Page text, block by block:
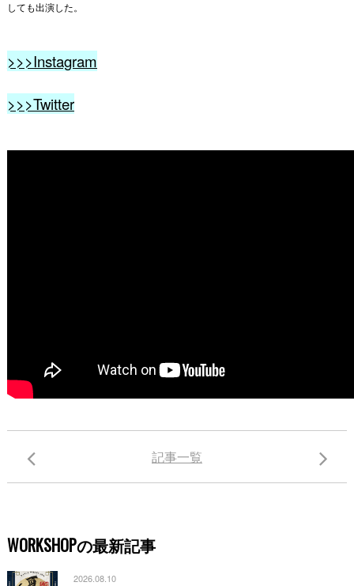
しても出演した。
>>>Instagram
>>>Twitter
記事一覧
WORKSHOPの最新記事
2026.08.10